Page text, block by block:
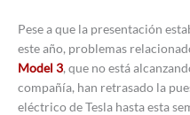
Pese a que la presentación
este año, problemas
Model 3, que no está
compañía, han retrasado la
eléctrico de Tesla hasta esta